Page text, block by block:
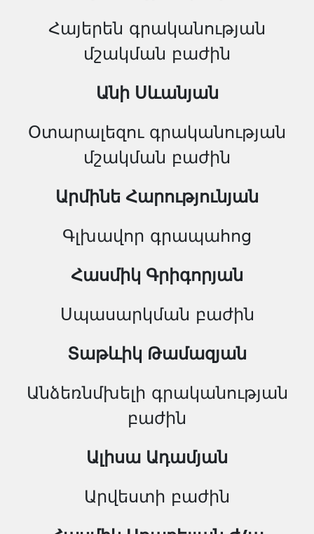
Հայերեն գրականության
մշակման բաժին
Անի Սևանյան
Օտարալեզու գրականության
մշակման բաժին
Արմինե Հարությունյան
Գլխավոր գրապահոց
Հասմիկ Գրիգորյան
Սպասարկման բաժին
Տաթևիկ Թամազյան
Անձեռնմխելի գրականության
բաժին
Ալիսա Ադամյան
Արվեստի բաժին